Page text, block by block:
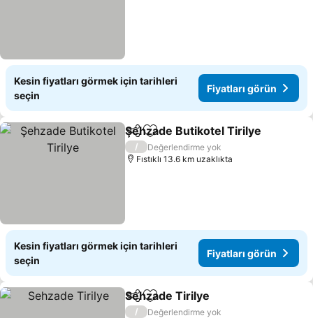
Kesin fiyatları görmek için tarihleri
seçin
Fiyatları görün
PaylaşFavorilerime ekle
Şehzade Butikotel Tirilye
/
Değerlendirme yok
Fıstıklı 13.6 km uzaklıkta
Kesin fiyatları görmek için tarihleri
seçin
Fiyatları görün
PaylaşFavorilerime ekle
Sehzade Tirilye
/
Değerlendirme yok